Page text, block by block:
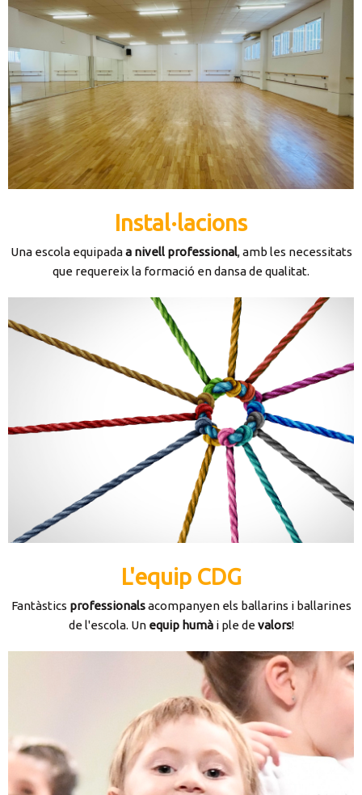
Instal·lacions
Una escola equipadaa nivell professional, amb les necessitats
que requereix la formació en dansa de qualitat.
L'equip CDG
Fantàstics professionalsacompanyen els ballarins i ballarines
de l'escola. Un equip humài ple devalors!